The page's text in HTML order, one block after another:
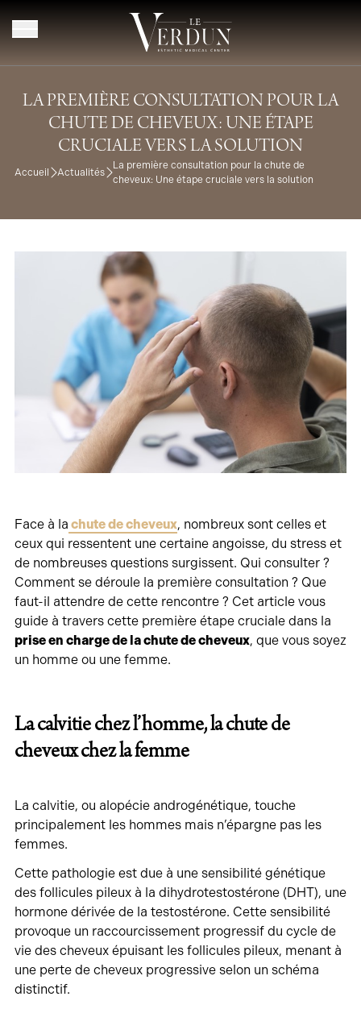
LA PREMIÈRE CONSULTATION POUR LA
CHUTE DE CHEVEUX: UNE ÉTAPE
CRUCIALE VERS LA SOLUTION
Accueil Actualités
La première consultation pour la chute de
cheveux: Une étape cruciale vers la solution
Face à la chute de cheveux, nombreux sont celles et
ceux qui ressentent une certaine angoisse, du stress et
de nombreuses questions surgissent. Qui consulter ?
Comment se déroule la première consultation ? Que
faut-il attendre de cette rencontre ? Cet article vous
guide à travers cette première étape cruciale dans la
prise en charge de la chute de cheveux, que vous soyez
un homme ou une femme.
La calvitie chez l’homme, la chute de
cheveux chez la femme
La calvitie, ou alopécie androgénétique, touche
principalement les hommes mais n’épargne pas les
femmes.
Cette pathologie est due à une sensibilité génétique
des follicules pileux à la dihydrotestostérone (DHT), une
hormone dérivée de la testostérone. Cette sensibilité
provoque un raccourcissement progressif du cycle de
vie des cheveux épuisant les follicules pileux, menant à
une perte de cheveux progressive selon un schéma
distinctif.